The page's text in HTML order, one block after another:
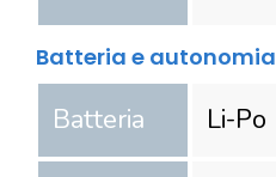
Batteria e autonomia
Batteria Li-Po